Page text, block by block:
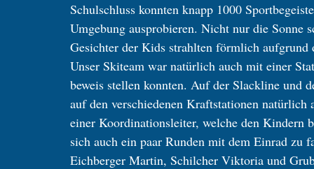
Schulschluss konnten knapp 1000
Umgebung ausprobieren. Nicht nur die Sonne
Gesichter der Kids strahlten förmlich
Unser Skiteam war natürlich auch mit einer
beweis stellen konnten. Auf der Slackline und
auf den verschiedenen Kraftstationen
einer Koordinationsleiter, welche den Kindern
sich auch ein paar Runden mit dem Einrad zu
Eichberger Martin, Schilcher Viktoria und